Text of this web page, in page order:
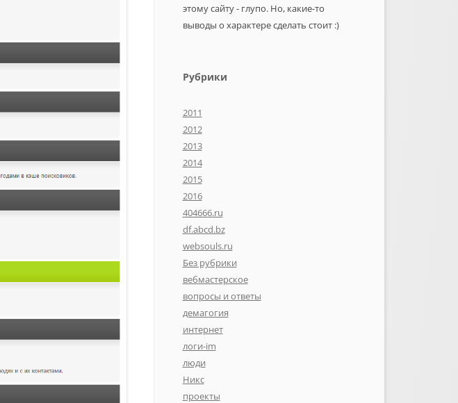
этому сайту - глупо. Но, какие-то
выводы о характере сделать стоит :)
Рубрики
2011
2012
2013
2014
2015
2016
404666.ru
df.abcd.bz
websouls.ru
Без рубрики
вебмастерское
вопросы и ответы
демагогия
интернет
логи-im
люди
Никс
проекты